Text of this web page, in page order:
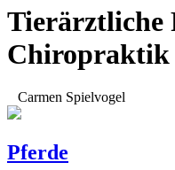
Tierärztliche
Chiropraktik
Carmen Spielvogel
Pferde